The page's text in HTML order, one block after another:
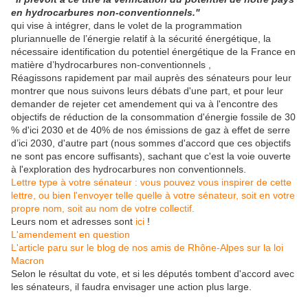
en hydrocarbures non-conventionnels."
qui vise à intégrer, dans le volet de la programmation
pluriannuelle de l’énergie relatif à la sécurité énergétique, la
nécessaire identification du potentiel énergétique de la France en
matière d’hydrocarbures non-conventionnels ,
Réagissons rapidement par mail auprès des sénateurs pour leur
montrer que nous suivons leurs débats d'une part, et pour leur
demander de rejeter cet amendement qui va à l'encontre des
objectifs de réduction de la consommation d'énergie fossile de 30
% d'ici 2030 et de 40% de nos émissions de gaz à effet de serre
d’ici 2030, d'autre part (nous sommes d'accord que ces objectifs
ne sont pas encore suffisants), sachant que c'est la voie ouverte
à l'exploration des hydrocarbures non conventionnels.
Lettre type à votre sénateur : vous pouvez vous inspirer de cette
lettre, ou bien l'envoyer telle quelle à votre sénateur, soit en votre
propre nom, soit au nom de votre collectif.
Leurs nom et adresses sont ici !
L'amendement en question
L'article paru sur le blog de nos amis de Rhône-Alpes sur la loi
Macron
Selon le résultat du vote, et si les députés tombent d'accord avec
les sénateurs, il faudra envisager une action plus large.